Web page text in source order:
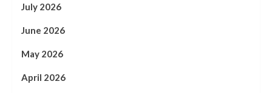
July 2026
June 2026
May 2026
April 2026